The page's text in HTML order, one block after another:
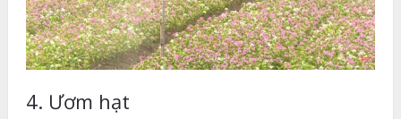
4. Ươm hạt